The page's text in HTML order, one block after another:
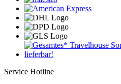
Service Hotline